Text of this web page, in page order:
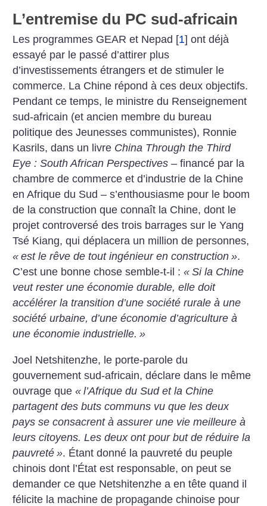
L’entremise du PC sud-africain
Les programmes GEAR et Nepad [1] ont déjà
essayé par le passé d’attirer plus
d’investissements étrangers et de stimuler le
commerce. La Chine répond à ces deux objectifs.
Pendant ce temps, le ministre du Renseignement
sud-africain (et ancien membre du bureau
politique des Jeunesses communistes), Ronnie
Kasrils, dans un livre China Through the Third
Eye : South African Perspectives – financé par la
chambre de commerce et d’industrie de la Chine
en Afrique du Sud – s’enthousiasme pour le boom
de la construction que connaît la Chine, dont le
projet controversé des trois barrages sur le Yang
Tsé Kiang, qui déplacera un million de personnes,
« est le rêve de tout ingénieur en construction ».
C’est une bonne chose semble-t-il :« Si la Chine
veut rester une économie durable, elle doit
accélérer la transition d’une société rurale à une
société urbaine, d’une économie d’agriculture à
une économie industrielle. »
Joel Netshitenzhe, le porte-parole du
gouvernement sud-africain, déclare dans le même
ouvrage que« l’Afrique du Sud et la Chine
partagent des buts communs vu que les deux
pays se consacrent à assurer une vie meilleure à
leurs citoyens. Les deux ont pour but de réduire la
pauvreté ». Étant donné la pauvreté du peuple
chinois dont l’État est responsable, on peut se
demander ce que Netshitenzhe a en tête quand il
félicite la machine de propagande chinoise pour